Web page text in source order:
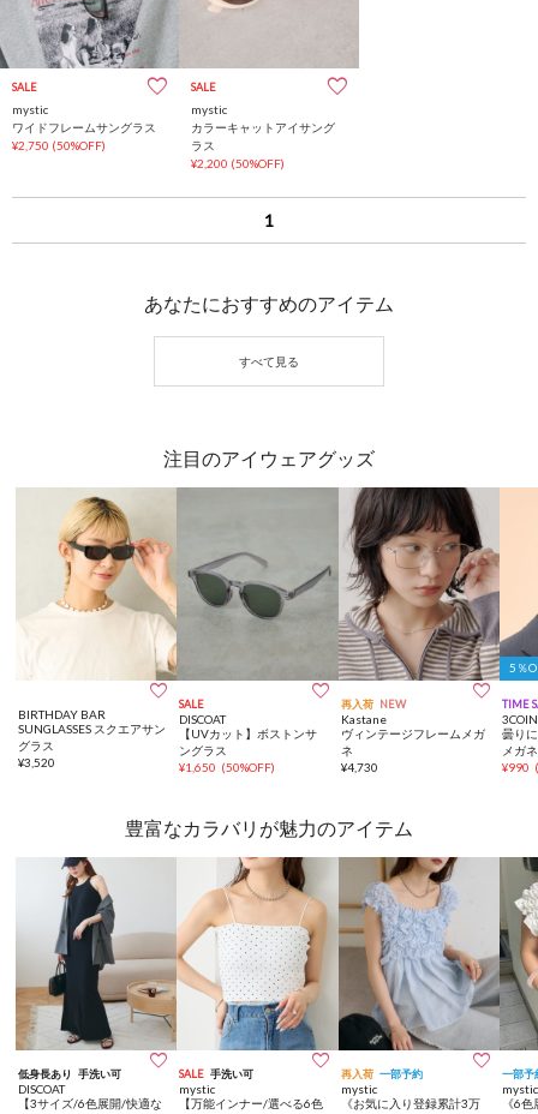
SALE
mystic
ワイドフレームサングラス
¥2,750 (50%OFF)
SALE
mystic
カラーキャットアイサング
ラス
¥2,200 (50%OFF)
1
あなたにおすすめのアイテム
注目のアイウェアグッズ

BIRTHDAY BAR
SUNGLASSES スクエアサン
グラス
¥3,520
SALE 
DISCOAT
【UVカット】ボストンサ
ングラス
¥1,650 (50%OFF)
再入荷 NEW 
Kastane
ヴィンテージフレームメガ
ネ
¥4,730
5％
TIME
曇り
メガネ
¥990
豊富なカラバリが魅力のアイテム
低身長あり 手洗い可 
DISCOAT
【3サイズ/6色展開/快適な
SALE 手洗い可 
mystic
【万能インナー/選べる6色
再入荷 一部予約 
mystic
《お気に入り登録累計3万
一部予
mystic
《6